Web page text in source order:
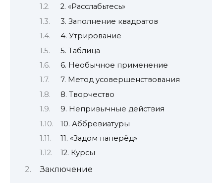
2. «Расслабьтесь»
3. Заполнение квадратов
4. Утрирование
5. Таблица
6. Необычное применение
7. Метод усовершенствования
8. Творчество
9. Непривычные действия
10. Аббревиатуры
11. «Задом наперёд»
12. Курсы
Заключение